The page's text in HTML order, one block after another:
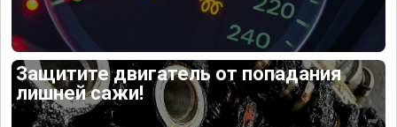
Защитите двигатель от попадания
лишней сажи!